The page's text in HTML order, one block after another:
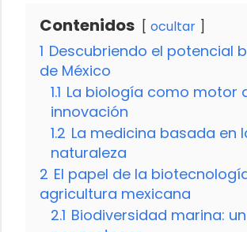
Contenidos ocultar
1 Descubriendo el potencial
de México
1.1 La biología como motor
innovación
1.2 La medicina basada en
naturaleza
2 El papel de la
agricultura mexicana
2.1 Biodiversidad marina: